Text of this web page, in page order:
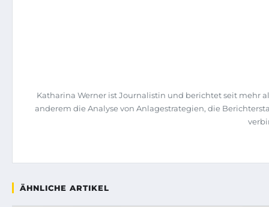
Katharina Werner ist Journalistin und berichtet seit mehr
anderem die Analyse von Anlagestrategien, die
ÄHNLICHE ARTIKEL